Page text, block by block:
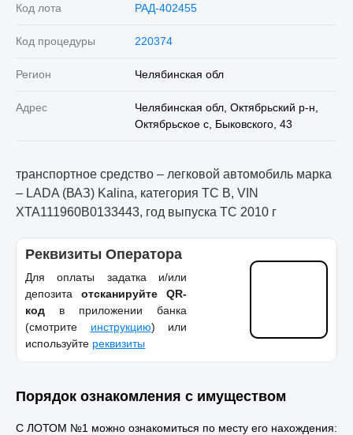
Код лота РАД-402455
Код процедуры 220374
Регион Челябинская обл
Адрес
Челябинская обл, Октябрьский р-н,
Октябрьское с, Быковского, 43
транспортное средство – легковой автомобиль марка
– LADA (ВАЗ) Kalina, категория ТС В, VIN
XTA111960B0133443, год выпуска ТС 2010 г
Реквизиты Оператора
Для оплаты задатка и/или
депозита отсканируйте QR-
код в приложении банка
(смотрите инструкцию) или
используйте реквизиты
Порядок ознакомления с имуществом
С ЛОТОМ №1 можно ознакомиться по месту его нахождения: